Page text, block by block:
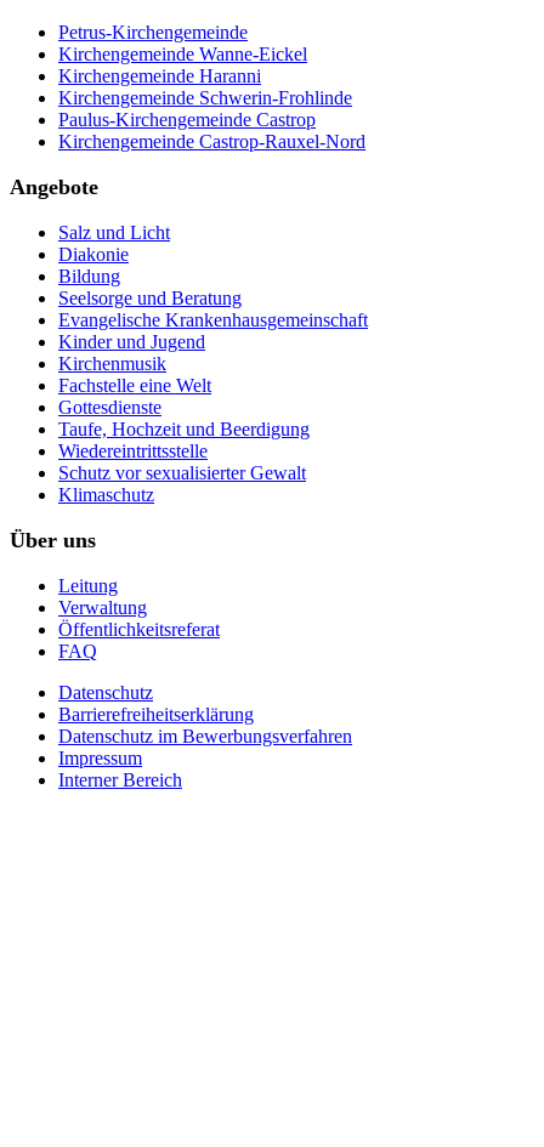
Petrus-Kirchengemeinde
Kirchengemeinde Wanne-Eickel
Kirchengemeinde Haranni
Kirchengemeinde Schwerin-Frohlinde
Paulus-Kirchengemeinde Castrop
Kirchengemeinde Castrop-Rauxel-Nord
Angebote
Salz und Licht
Diakonie
Bildung
Seelsorge und Beratung
Evangelische Krankenhausgemeinschaft
Kinder und Jugend
Kirchenmusik
Fachstelle eine Welt
Gottesdienste
Taufe, Hochzeit und Beerdigung
Wiedereintrittsstelle
Schutz vor sexualisierter Gewalt
Klimaschutz
Über uns
Leitung
Verwaltung
Öffentlichkeitsreferat
FAQ
Datenschutz
Barrierefreiheitserklärung
Datenschutz im Bewerbungsverfahren
Impressum
Interner Bereich